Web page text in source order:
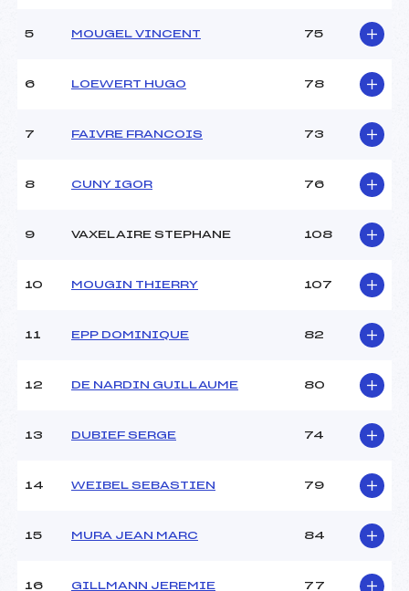
31.1200
600
Style :
L
5 MOUGEL VINCENT 75
6 LOEWERT HUGO 78
7 FAIVRE FRANCOIS 73
8 CUNY IGOR 76
9 VAXELAIRE STEPHANE 108
10 MOUGIN THIERRY 107
11 EPP DOMINIQUE 82
12 DE NARDIN GUILLAUME 80
13 DUBIEF SERGE 74
14 WEIBEL SEBASTIEN 79
15 MURA JEAN MARC 84
16 GILLMANN JEREMIE 77